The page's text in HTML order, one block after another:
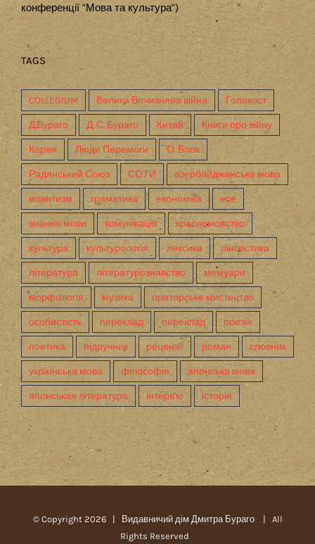
конференції "Мова та культура")
TAGS
COLLEGIUM Велика Вітчизняна війна Голокост
Д.Бураго Д. С. Бураго Китай Книги про війну
Корея Люди Перемоги О. Блок
Радянський Союз СОТИ азербайджанська мова
візантизм граматика економіка есе
знання мови комунікація красномовство
культура культурологія лексика лінгвістика
література літературознавство мемуари
морфологія музика ораторське мистецтво
особистість переклад переклад поезія
поетика підручник рецензії роман словник
українська мова філософія японська мова
японськая література інтерв'ю історія
© Copyright 2026 | Видавничий дім Дмитра Бураго
| All
Rights Reserved